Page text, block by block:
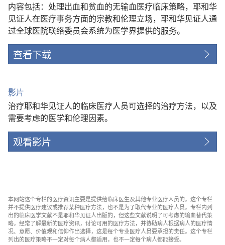
内容包括：处理出血和贫血的无输血医疗临床策略，耶和华
见证人在医疗事务方面的宗教和伦理立场，耶和华见证人通
过全球医院联络委员会系统为医学界提供的服务。
查看下载
影片
治疗耶和华见证人的临床医疗人员可选择的治疗方法，以及
需要考虑的医学和伦理因素。
观看影片
本网站这个专栏的医疗资讯主要是提供给临床医生及其他专业医疗人员的。这个专栏
并不提供医疗建议或推荐某种医疗方法，也不是为了取代专业的医疗人员。专栏内列
出的临床医学文献不是耶和华见证人出版的，但这些文献说明了可考虑的输血替代策
略。经常了解最新的医疗资讯，讨论可用的医疗方法，并协助病人根据病人的医疗情
况、意愿、价值观和信仰作出选择，这是每个专业医疗人员要承担的责任。这个专栏
列出的医疗策略不一定对每个病人都适用，也不一定每个病人都能接受。